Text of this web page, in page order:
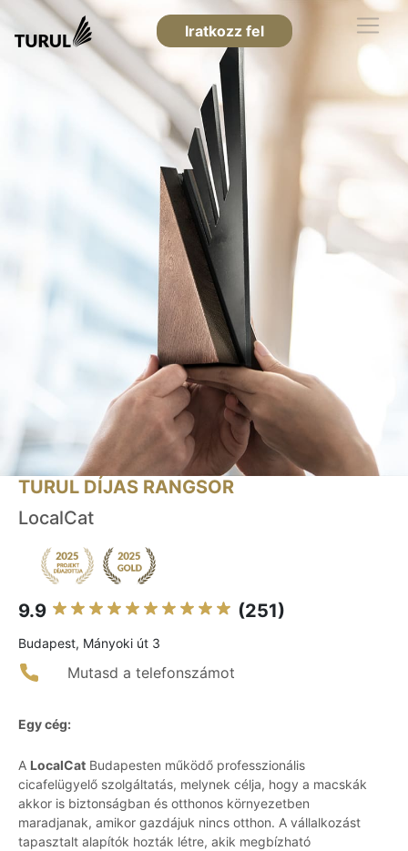
Iratkozz fel
TURUL DÍJAS RANGSOR
LocalCat
9.9 (251)
Budapest, Mányoki út 3
Mutasd a telefonszámot
Egy cég:
A LocalCat Budapesten működő professzionális
cicafelügyelő szolgáltatás, melynek célja, hogy a macskák
akkor is biztonságban és otthonos környezetben
maradjanak, amikor gazdájuk nincs otthon. A vállalkozást
tapasztalt alapítók hozták létre, akik megbízható